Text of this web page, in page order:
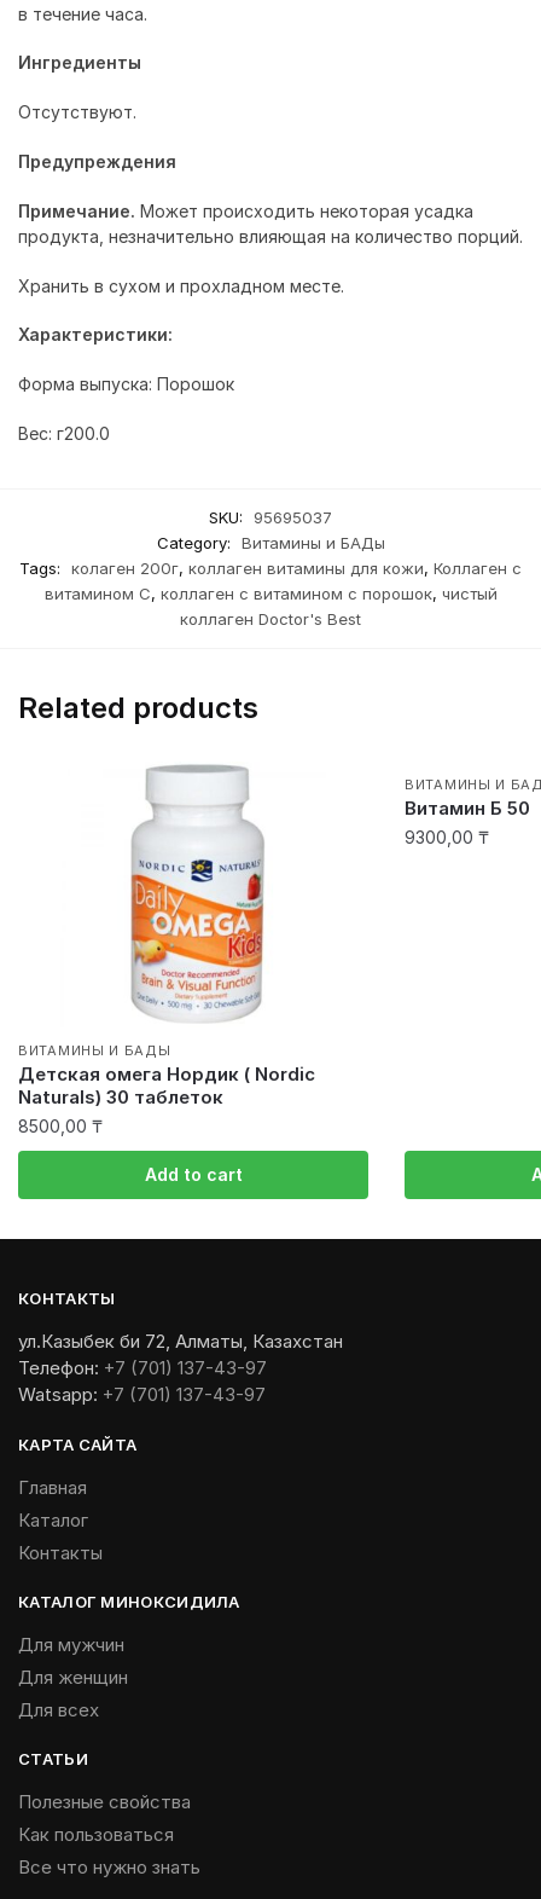
в течение часа.
Ингредиенты
Отсутствуют.
Предупреждения
Примечание. Может происходить некоторая усадка
продукта, незначительно влияющая на количество порций.
Хранить в сухом и прохладном месте.
Характеристики:
Форма выпуска: Порошок
Вес: г200.0
SKU:
95695037
Category:
Витамины и БАДы
Tags:
колаген 200г, коллаген витамины для кожи, Коллаген с
витамином С, коллаген с витамином с порошок, чистый
коллаген Doctor's Best
Related products
ВИТАМИНЫ И БАДЫ
Детская омега Нордик ( Nordic
Naturals) 30 таблеток
8500,00 ₸
Add to cart
ВИТАМИНЫ И
Витамин Б 50
9300,00 ₸
КОНТАКТЫ
ул.Казыбек би 72, Алматы, Казахстан
Телефон: +7 (701) 137-43-97
Watsapp: +7 (701) 137-43-97
КАРТА САЙТА
Главная
Каталог
Контакты
КАТАЛОГ МИНОКСИДИЛА
Для мужчин
Для женщин
Для всех
СТАТЬИ
Полезные свойства
Как пользоваться
Все что нужно знать